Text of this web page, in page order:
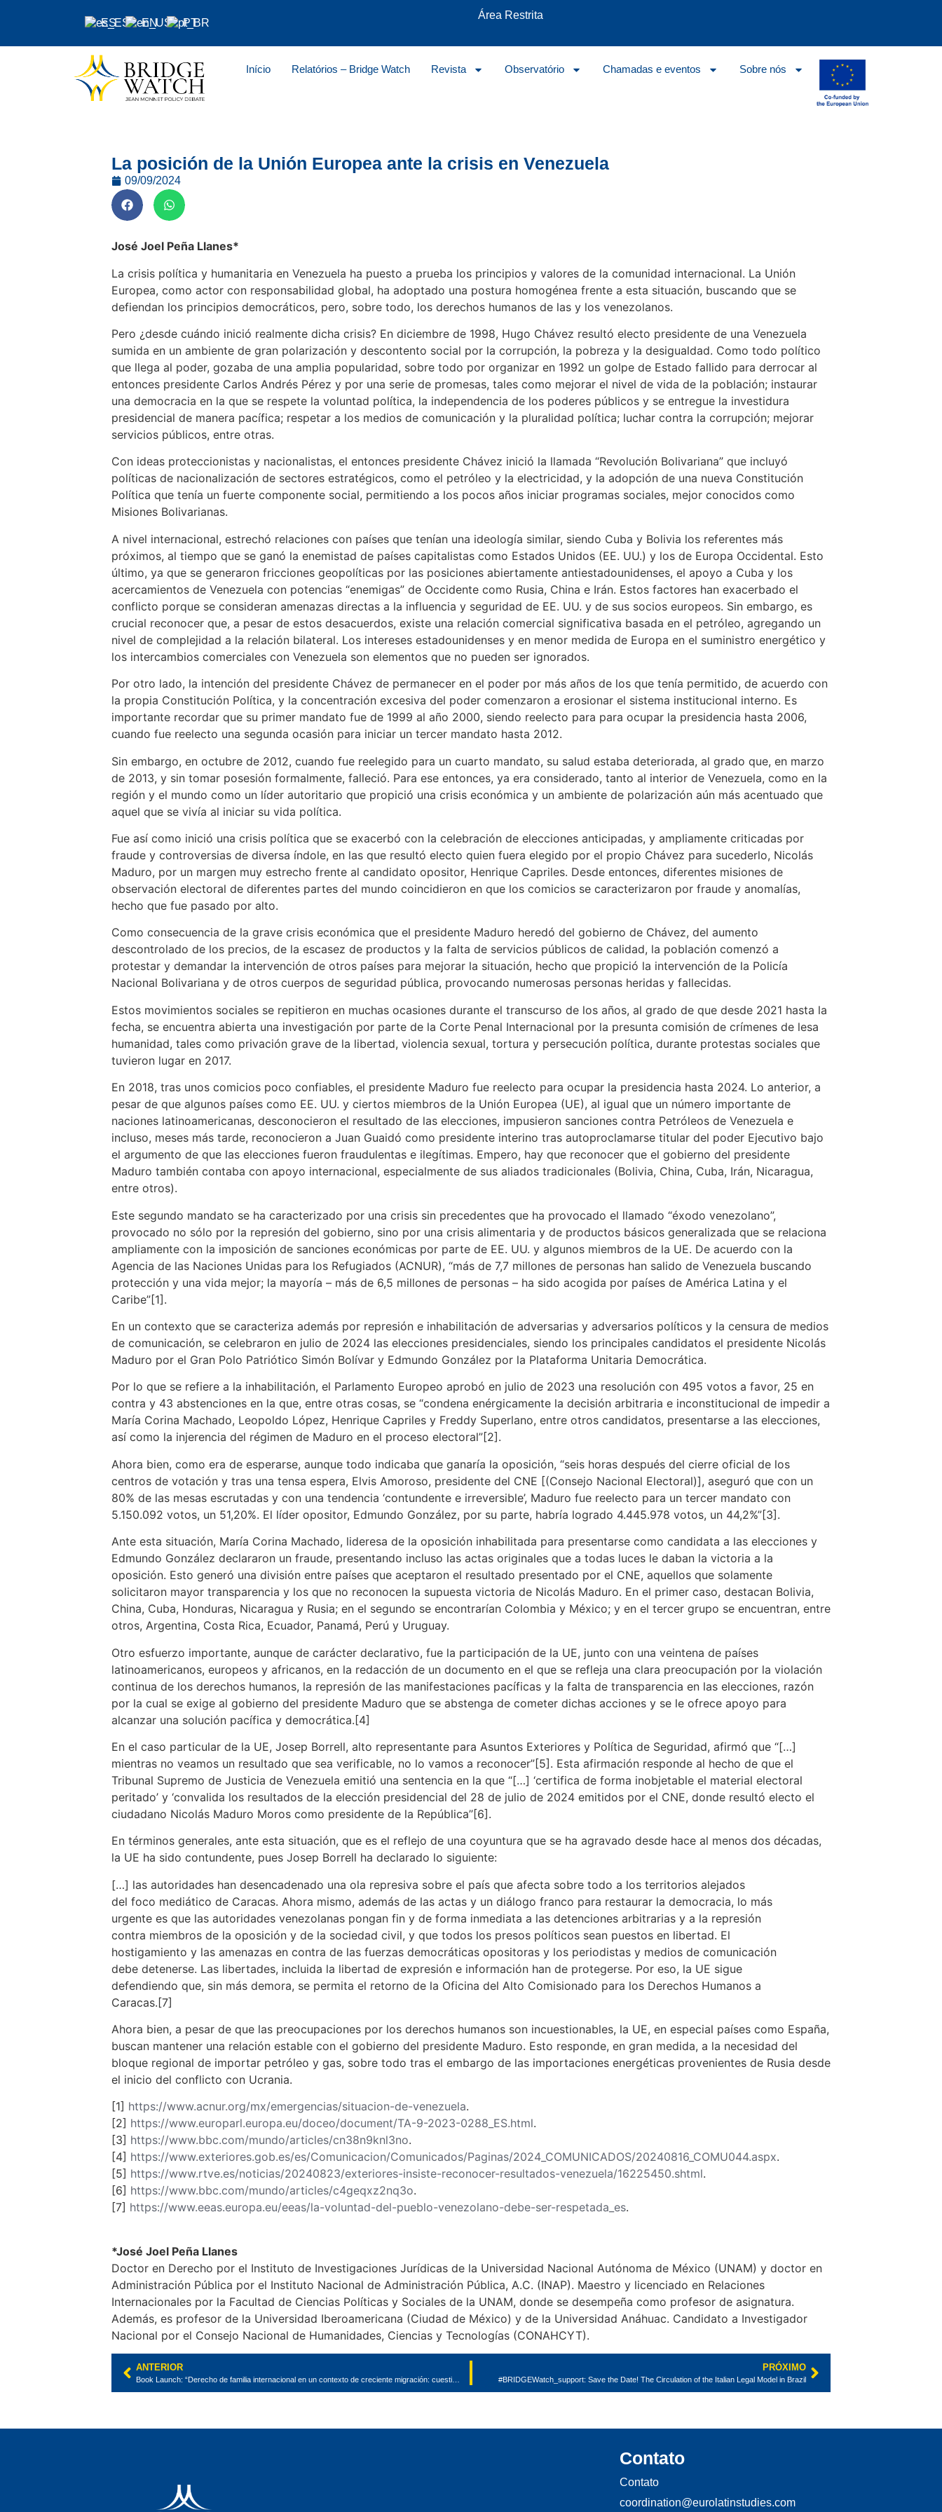
ES EN PT
Área Restrita
Início Relatórios – Bridge Watch Revista Observatório Chamadas e eventos Sobre nós
La posición de la Unión Europea ante la crisis en Venezuela
09/09/2024
José Joel Peña Llanes*
La crisis política y humanitaria en Venezuela ha puesto a prueba los principios y valores de la comunidad internacional. La Unión
Europea, como actor con responsabilidad global, ha adoptado una postura homogénea frente a esta situación, buscando que se
defiendan los principios democráticos, pero, sobre todo, los derechos humanos de las y los venezolanos.
Pero ¿desde cuándo inició realmente dicha crisis? En diciembre de 1998, Hugo Chávez resultó electo presidente de una Venezuela
sumida en un ambiente de gran polarización y descontento social por la corrupción, la pobreza y la desigualdad. Como todo político
que llega al poder, gozaba de una amplia popularidad, sobre todo por organizar en 1992 un golpe de Estado fallido para derrocar al
entonces presidente Carlos Andrés Pérez y por una serie de promesas, tales como mejorar el nivel de vida de la población; instaurar
una democracia en la que se respete la voluntad política, la independencia de los poderes públicos y se entregue la investidura
presidencial de manera pacífica; respetar a los medios de comunicación y la pluralidad política; luchar contra la corrupción; mejorar
servicios públicos, entre otras.
Con ideas proteccionistas y nacionalistas, el entonces presidente Chávez inició la llamada “Revolución Bolivariana” que incluyó
políticas de nacionalización de sectores estratégicos, como el petróleo y la electricidad, y la adopción de una nueva Constitución
Política que tenía un fuerte componente social, permitiendo a los pocos años iniciar programas sociales, mejor conocidos como
Misiones Bolivarianas.
A nivel internacional, estrechó relaciones con países que tenían una ideología similar, siendo Cuba y Bolivia los referentes más
próximos, al tiempo que se ganó la enemistad de países capitalistas como Estados Unidos (EE. UU.) y los de Europa Occidental. Esto
último, ya que se generaron fricciones geopolíticas por las posiciones abiertamente antiestadounidenses, el apoyo a Cuba y los
acercamientos de Venezuela con potencias “enemigas” de Occidente como Rusia, China e Irán. Estos factores han exacerbado el
conflicto porque se consideran amenazas directas a la influencia y seguridad de EE. UU. y de sus socios europeos. Sin embargo, es
crucial reconocer que, a pesar de estos desacuerdos, existe una relación comercial significativa basada en el petróleo, agregando un
nivel de complejidad a la relación bilateral. Los intereses estadounidenses y en menor medida de Europa en el suministro energético y
los intercambios comerciales con Venezuela son elementos que no pueden ser ignorados.
Por otro lado, la intención del presidente Chávez de permanecer en el poder por más años de los que tenía permitido, de acuerdo con
la propia Constitución Política, y la concentración excesiva del poder comenzaron a erosionar el sistema institucional interno. Es
importante recordar que su primer mandato fue de 1999 al año 2000, siendo reelecto para para ocupar la presidencia hasta 2006,
cuando fue reelecto una segunda ocasión para iniciar un tercer mandato hasta 2012.
Sin embargo, en octubre de 2012, cuando fue reelegido para un cuarto mandato, su salud estaba deteriorada, al grado que, en marzo
de 2013, y sin tomar posesión formalmente, falleció. Para ese entonces, ya era considerado, tanto al interior de Venezuela, como en la
región y el mundo como un líder autoritario que propició una crisis económica y un ambiente de polarización aún más acentuado que
aquel que se vivía al iniciar su vida política.
Fue así como inició una crisis política que se exacerbó con la celebración de elecciones anticipadas, y ampliamente criticadas por
fraude y controversias de diversa índole, en las que resultó electo quien fuera elegido por el propio Chávez para sucederlo, Nicolás
Maduro, por un margen muy estrecho frente al candidato opositor, Henrique Capriles. Desde entonces, diferentes misiones de
observación electoral de diferentes partes del mundo coincidieron en que los comicios se caracterizaron por fraude y anomalías,
hecho que fue pasado por alto.
Como consecuencia de la grave crisis económica que el presidente Maduro heredó del gobierno de Chávez, del aumento
descontrolado de los precios, de la escasez de productos y la falta de servicios públicos de calidad, la población comenzó a
protestar y demandar la intervención de otros países para mejorar la situación, hecho que propició la intervención de la Policía
Nacional Bolivariana y de otros cuerpos de seguridad pública, provocando numerosas personas heridas y fallecidas.
Estos movimientos sociales se repitieron en muchas ocasiones durante el transcurso de los años, al grado de que desde 2021 hasta la
fecha, se encuentra abierta una investigación por parte de la Corte Penal Internacional por la presunta comisión de crímenes de lesa
humanidad, tales como privación grave de la libertad, violencia sexual, tortura y persecución política, durante protestas sociales que
tuvieron lugar en 2017.
En 2018, tras unos comicios poco confiables, el presidente Maduro fue reelecto para ocupar la presidencia hasta 2024. Lo anterior, a
pesar de que algunos países como EE. UU. y ciertos miembros de la Unión Europea (UE), al igual que un número importante de
naciones latinoamericanas, desconocieron el resultado de las elecciones, impusieron sanciones contra Petróleos de Venezuela e
incluso, meses más tarde, reconocieron a Juan Guaidó como presidente interino tras autoproclamarse titular del poder Ejecutivo bajo
el argumento de que las elecciones fueron fraudulentas e ilegítimas. Empero, hay que reconocer que el gobierno del presidente
Maduro también contaba con apoyo internacional, especialmente de sus aliados tradicionales (Bolivia, China, Cuba, Irán, Nicaragua,
entre otros).
Este segundo mandato se ha caracterizado por una crisis sin precedentes que ha provocado el llamado “éxodo venezolano”,
provocado no sólo por la represión del gobierno, sino por una crisis alimentaria y de productos básicos generalizada que se relaciona
ampliamente con la imposición de sanciones económicas por parte de EE. UU. y algunos miembros de la UE. De acuerdo con la
Agencia de las Naciones Unidas para los Refugiados (ACNUR), “más de 7,7 millones de personas han salido de Venezuela buscando
protección y una vida mejor; la mayoría – más de 6,5 millones de personas – ha sido acogida por países de América Latina y el
Caribe”[1].
En un contexto que se caracteriza además por represión e inhabilitación de adversarias y adversarios políticos y la censura de medios
de comunicación, se celebraron en julio de 2024 las elecciones presidenciales, siendo los principales candidatos el presidente Nicolás
Maduro por el Gran Polo Patriótico Simón Bolívar y Edmundo González por la Plataforma Unitaria Democrática.
Por lo que se refiere a la inhabilitación, el Parlamento Europeo aprobó en julio de 2023 una resolución con 495 votos a favor, 25 en
contra y 43 abstenciones en la que, entre otras cosas, se “condena enérgicamente la decisión arbitraria e inconstitucional de impedir a
María Corina Machado, Leopoldo López, Henrique Capriles y Freddy Superlano, entre otros candidatos, presentarse a las elecciones,
así como la injerencia del régimen de Maduro en el proceso electoral”[2].
Ahora bien, como era de esperarse, aunque todo indicaba que ganaría la oposición, “seis horas después del cierre oficial de los
centros de votación y tras una tensa espera, Elvis Amoroso, presidente del CNE [(Consejo Nacional Electoral)], aseguró que con un
80% de las mesas escrutadas y con una tendencia ‘contundente e irreversible’, Maduro fue reelecto para un tercer mandato con
5.150.092 votos, un 51,20%. El líder opositor, Edmundo González, por su parte, habría logrado 4.445.978 votos, un 44,2%”[3].
Ante esta situación, María Corina Machado, lideresa de la oposición inhabilitada para presentarse como candidata a las elecciones y
Edmundo González declararon un fraude, presentando incluso las actas originales que a todas luces le daban la victoria a la
oposición. Esto generó una división entre países que aceptaron el resultado presentado por el CNE, aquellos que solamente
solicitaron mayor transparencia y los que no reconocen la supuesta victoria de Nicolás Maduro. En el primer caso, destacan Bolivia,
China, Cuba, Honduras, Nicaragua y Rusia; en el segundo se encontrarían Colombia y México; y en el tercer grupo se encuentran, entre
otros, Argentina, Costa Rica, Ecuador, Panamá, Perú y Uruguay.
Otro esfuerzo importante, aunque de carácter declarativo, fue la participación de la UE, junto con una veintena de países
latinoamericanos, europeos y africanos, en la redacción de un documento en el que se refleja una clara preocupación por la violación
continua de los derechos humanos, la represión de las manifestaciones pacíficas y la falta de transparencia en las elecciones, razón
por la cual se exige al gobierno del presidente Maduro que se abstenga de cometer dichas acciones y se le ofrece apoyo para
alcanzar una solución pacífica y democrática.[4]
En el caso particular de la UE, Josep Borrell, alto representante para Asuntos Exteriores y Política de Seguridad, afirmó que “[…]
mientras no veamos un resultado que sea verificable, no lo vamos a reconocer”[5]. Esta afirmación responde al hecho de que el
Tribunal Supremo de Justicia de Venezuela emitió una sentencia en la que “[…] ‘certifica de forma inobjetable el material electoral
peritado’ y ‘convalida los resultados de la elección presidencial del 28 de julio de 2024 emitidos por el CNE, donde resultó electo el
ciudadano Nicolás Maduro Moros como presidente de la República’’[6].
En términos generales, ante esta situación, que es el reflejo de una coyuntura que se ha agravado desde hace al menos dos décadas,
la UE ha sido contundente, pues Josep Borrell ha declarado lo siguiente:
[…] las autoridades han desencadenado una ola represiva sobre el país que afecta sobre todo a los territorios alejados
del foco mediático de Caracas. Ahora mismo, además de las actas y un diálogo franco para restaurar la democracia, lo más
urgente es que las autoridades venezolanas pongan fin y de forma inmediata a las detenciones arbitrarias y a la represión
contra miembros de la oposición y de la sociedad civil, y que todos los presos políticos sean puestos en libertad. El
hostigamiento y las amenazas en contra de las fuerzas democráticas opositoras y los periodistas y medios de comunicación
debe detenerse. Las libertades, incluida la libertad de expresión e información han de protegerse. Por eso, la UE sigue
defendiendo que, sin más demora, se permita el retorno de la Oficina del Alto Comisionado para los Derechos Humanos a
Caracas.[7]
Ahora bien, a pesar de que las preocupaciones por los derechos humanos son incuestionables, la UE, en especial países como España,
buscan mantener una relación estable con el gobierno del presidente Maduro. Esto responde, en gran medida, a la necesidad del
bloque regional de importar petróleo y gas, sobre todo tras el embargo de las importaciones energéticas provenientes de Rusia desde
el inicio del conflicto con Ucrania.
[1] https://www.acnur.org/mx/emergencias/situacion-de-venezuela.
[2] https://www.europarl.europa.eu/doceo/document/TA-9-2023-0288_ES.html.
[3] https://www.bbc.com/mundo/articles/cn38n9knl3no.
[4] https://www.exteriores.gob.es/es/Comunicacion/Comunicados/Paginas/2024_COMUNICADOS/20240816_COMU044.aspx.
[5] https://www.rtve.es/noticias/20240823/exteriores-insiste-reconocer-resultados-venezuela/16225450.shtml.
[6] https://www.bbc.com/mundo/articles/c4geqxz2nq3o.
[7] https://www.eeas.europa.eu/eeas/la-voluntad-del-pueblo-venezolano-debe-ser-respetada_es.
*José Joel Peña Llanes
Doctor en Derecho por el Instituto de Investigaciones Jurídicas de la Universidad Nacional Autónoma de México (UNAM) y doctor en
Administración Pública por el Instituto Nacional de Administración Pública, A.C. (INAP). Maestro y licenciado en Relaciones
Internacionales por la Facultad de Ciencias Políticas y Sociales de la UNAM, donde se desempeña como profesor de asignatura.
Además, es profesor de la Universidad Iberoamericana (Ciudad de México) y de la Universidad Anáhuac. Candidato a Investigador
Nacional por el Consejo Nacional de Humanidades, Ciencias y Tecnologías (CONAHCYT).
ANTERIOR PRÓXIMO
#BRIDGEWatch_support: Save the Date! The Circulation of the Italian Legal Model in Brazil
Contato
Contato
coordination@eurolatinstudies.com